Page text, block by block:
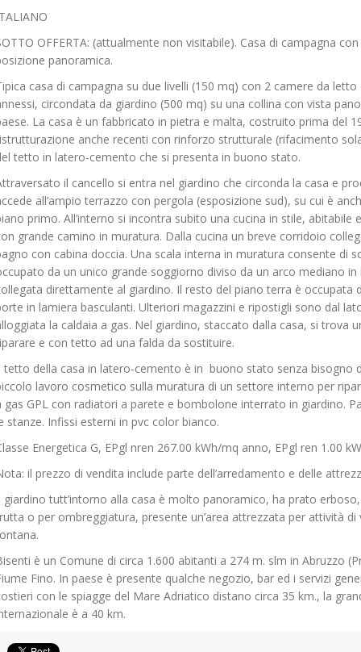
OFFERTA: (attualmente non visitabile). Casa di campagna
panoramica.
casa di campagna su due livelli (150 mq) con 2 camere da
circondata da giardino (500 mq) su una collina con vista
La casa è un fabbricato in pietra e malta, costruito prima del
anche recenti con rinforzo strutturale (rifacimento
tetto in latero-cemento che si presenta in buono stato.
il cancello si entra nel giardino che circonda la casa e
all’ampio terrazzo con pergola (esposizione sud), su cui è
primo. All’interno si incontra subito una cucina in stile,
grande camino in muratura. Dalla cucina un breve corridoio
con cabina doccia. Una scala interna in muratura consente di
da un unico grande soggiorno diviso da un arco mediano
direttamente al giardino. Il resto del piano terra è occupata
in lamiera basculanti. Ulteriori magazzini e ripostigli sono dal
la caldaia a gas. Nel giardino, staccato dalla casa, si trova
e con tetto ad una falda da sostituire.
tetto della casa in latero-cemento è in buono stato senza bisogno
lavoro cosmetico sulla muratura di un settore interno per
gas GPL con radiatori a parete e bombolone interrato in giardino.
stanze. Infissi esterni in pvc color bianco.
Energetica G, EPgl nren 267.00 kWh/mq anno, EPgl ren 1.00
il prezzo di vendita include parte dell’arredamento e delle
giardino tutt’intorno alla casa è molto panoramico, ha prato
o per ombreggiatura, presente un’area attrezzata per attività di
è un Comune di circa 1.600 abitanti a 274 m. slm in Abruzzo
Fino. In paese è presente qualche negozio, bar ed i servizi
con le spiagge del Mare Adriatico distano circa 35 km., la
è a 40 km.